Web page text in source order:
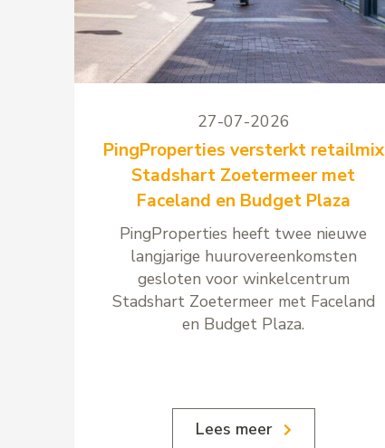
27-07-2026
PingProperties versterkt retailmix
Stadshart Zoetermeer met
Faceland en Budget Plaza
PingProperties heeft twee nieuwe
langjarige huurovereenkomsten
gesloten voor winkelcentrum
Stadshart Zoetermeer met Faceland
en Budget Plaza.
Lees meer